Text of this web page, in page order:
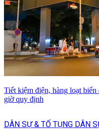
Tiết kiệm điện, hàng loạt
giờ quy định
DÂN SỰ & TỐ TỤNG DÂN